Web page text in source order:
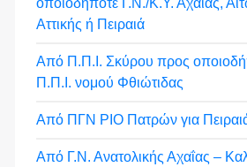
οποιοδήποτε Γ.Ν./Κ.Υ. Αχαΐας,
Αττικής ή Πειραιά
Από Π.Π.Ι. Σκύρου προς
Π.Π.Ι. νομού Φθιώτιδας
Από ΠΓΝ ΡΙΟ Πατρών για
Από Γ.Ν. Ανατολικής Αχαΐας –